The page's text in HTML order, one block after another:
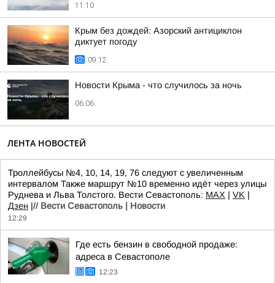
11:10
Крым без дождей: Азорский антициклон
диктует погоду
09:12
Новости Крыма - что случилось за ночь
06:06
ЛЕНТА НОВОСТЕЙ
Троллейбусы №4, 10, 14, 19, 76 следуют с увеличенным
интервалом Также маршрут №10 временно идёт через улицы
Руднева и Льва Толстого. Вести Севастополь: MAX | VK |
Дзен |// Вести Севастополь | Новости
12:29
Где есть бензин в свободной продаже:
адреса в Севастополе
12:23